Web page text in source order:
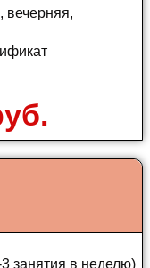
вечерняя,
занятия в неделю)